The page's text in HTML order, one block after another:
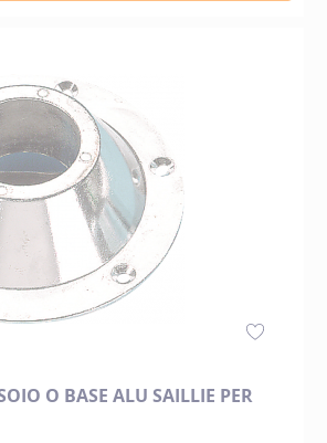
O BASE ALU SAILLIE PER